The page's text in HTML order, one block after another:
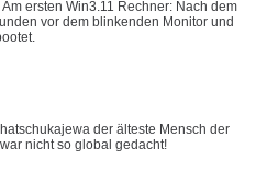
ersten Win3.11 Rechner: Nach dem
vor dem blinkenden Monitor und
der älteste Mensch der
nicht so global gedacht!